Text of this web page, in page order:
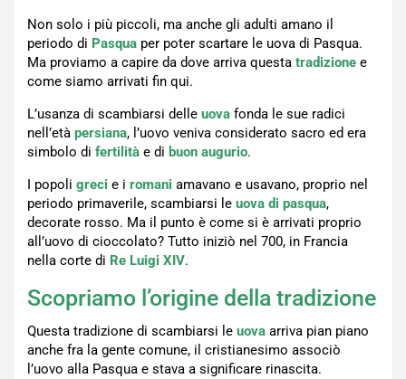
Non solo i più piccoli, ma anche gli adulti amano il
periodo di Pasqua per poter scartare le uova di Pasqua.
Ma proviamo a capire da dove arriva questa tradizione e
come siamo arrivati fin qui.
L’usanza di scambiarsi delle uova fonda le sue radici
nell’età persiana, l’uovo veniva considerato sacro ed era
simbolo di fertilità e di buon augurio.
I popoli greci e i romani amavano e usavano, proprio nel
periodo primaverile, scambiarsi le uova di pasqua,
decorate rosso. Ma il punto è come si è arrivati proprio
all’uovo di cioccolato? Tutto iniziò nel 700, in Francia
nella corte di Re Luigi XIV.
Scopriamo l’origine della tradizione
Questa tradizione di scambiarsi le uova arriva pian piano
anche fra la gente comune, il cristianesimo associò
l’uovo alla Pasqua e stava a significare rinascita.